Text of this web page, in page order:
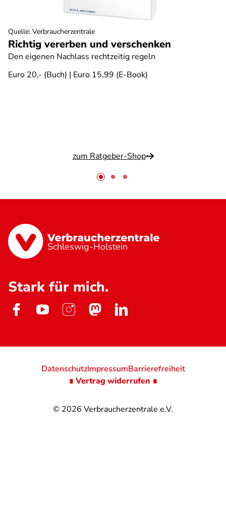
Richtig vererben und verschenken
Den eigenen Nachlass rechtzeitig regeln
Euro 20,- (Buch) | Euro 15,99 (E-Book)
zum Ratgeber-Shop
Quelle: Verbraucherzentrale
Schleswig-Holstein
Stark für mich.
© 2026 Verbraucherzentrale e.V.
DatenschutzImpressumBarrierefreiheit
∎ Vertrag widerrufen ∎